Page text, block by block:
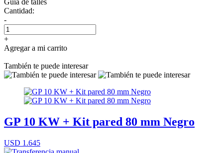
Cantidad:
-
+
Agregar a mi carrito
También te puede interesar
GP 10 KW + Kit pared 80 mm Negro
USD 1.645